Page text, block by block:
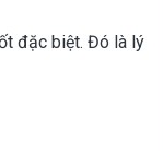
đặc biệt. Đó là lý